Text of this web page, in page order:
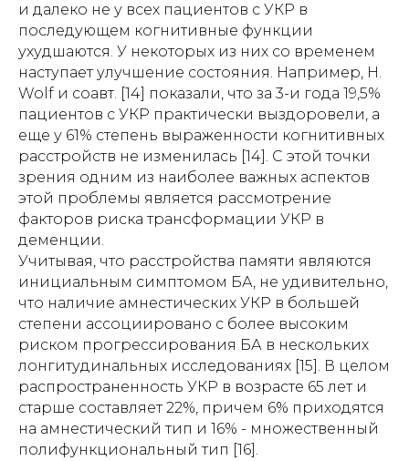
и далеко не у всех пациентов с УКР в
последующем когнитивные функции
ухудшаются. У некоторых из них со временем
наступает улучшение состояния. Например, H.
Wolf и соавт. [14] показали, что за 3-и года 19,5%
пациентов с УКР практически выздоровели, а
еще у 61% степень выраженности когнитивных
расстройств не изменилась [14]. С этой точки
зрения одним из наиболее важных аспектов
этой проблемы является рассмотрение
факторов риска трансформации УКР в
деменции.
Учитывая, что расстройства памяти являются
инициальным симптомом БА, не удивительно,
что наличие амнестических УКР в большей
степени ассоциировано с более высоким
риском прогрессирования БА в нескольких
лонгитудинальных исследованиях [15]. В целом
распространенность УКР в возрасте 65 лет и
старше составляет 22%, причем 6% приходятся
на амнестический тип и 16% - множественный
полифункциональный тип [16].